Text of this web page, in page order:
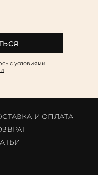
c условиями
И ОПЛАТА